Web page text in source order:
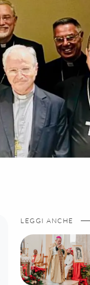
LEGGI ANCHE